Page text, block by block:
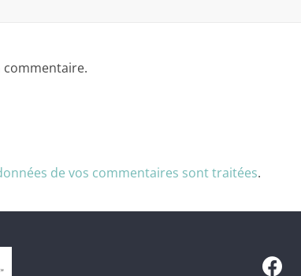
de vos commentaires sont traitées.